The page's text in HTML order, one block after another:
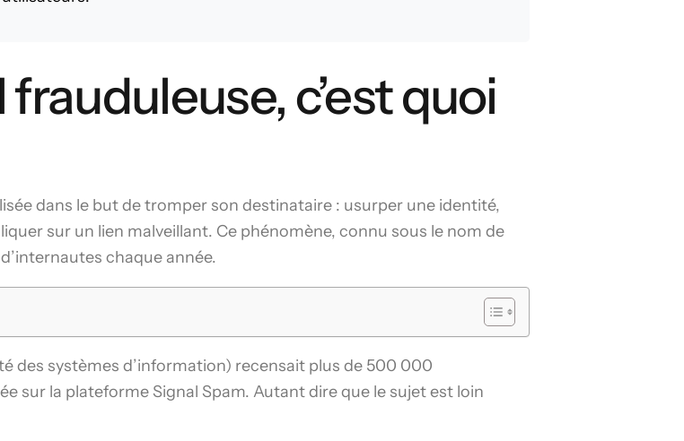
c’est quoi
dans le but de tromper son destinataire : usurper une identité,
sur un lien malveillant. Ce phénomène, connu sous le nom de
chaque année.
des systèmes d’information) recensait plus de 500 000
sur la plateforme Signal Spam. Autant dire que le sujet est loin